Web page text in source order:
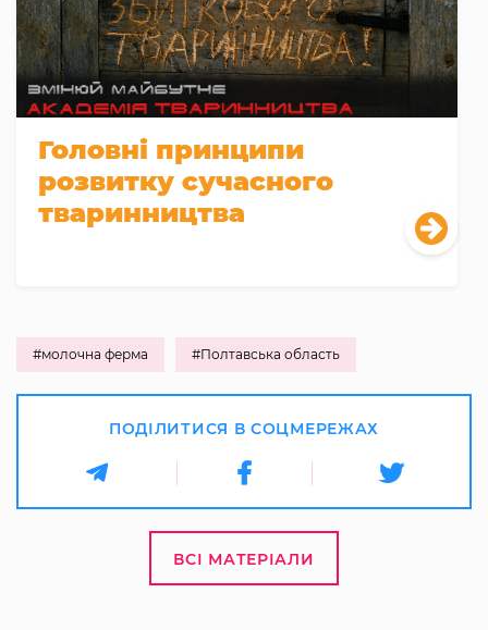
Головні принципи
розвитку сучасного
тваринництва
#молочна ферма #Полтавська область
ПОДІЛИТИСЯ В СОЦМЕРЕЖАХ
ВСІ МАТЕРІАЛИ